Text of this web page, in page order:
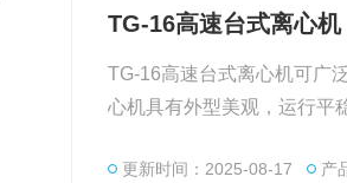
TG-16高速台式离心机
TG-16高速台式离心机可广
心机具有外型美观，运行平
更新时间：2025-08-17 产